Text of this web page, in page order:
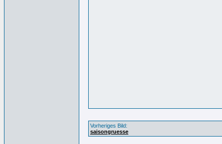
Vorheriges Bild:
saisongruesse